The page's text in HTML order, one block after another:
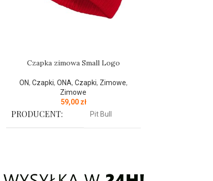
Czapka zimowa Small Logo
ON, Czapki, ONA, Czapki, Zimowe,
Zimowe
59,00 zł
PRODUCENT: Pit Bull
Czapka zimowa z najnowszej kolekcji